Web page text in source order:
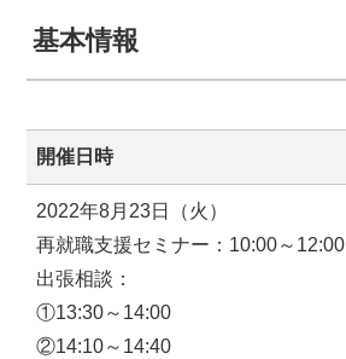
基本情報
開催日時
2022年8月23日（火）
再就職支援セミナー：10:00～12:00
出張相談：
①13:30～14:00
②14:10～14:40